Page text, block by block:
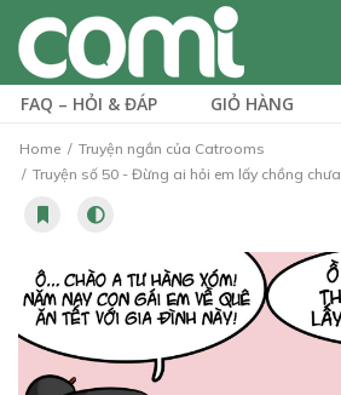
FAQ – HỎI & ĐÁP GIỎ HÀNG
Home
Truyện ngắn của Catrooms
Truyện số 50 - Đừng ai hỏi em lấy chồng chưa